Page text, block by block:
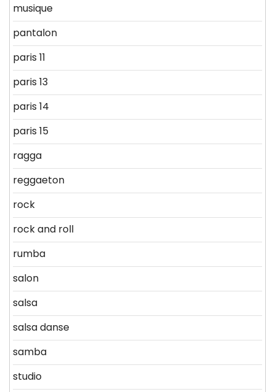
musique
pantalon
paris 11
paris 13
paris 14
paris 15
ragga
reggaeton
rock
rock and roll
rumba
salon
salsa
salsa danse
samba
studio